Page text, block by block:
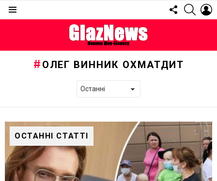
FOLLOW
US
ОЛЕГ ВИННИК ОХМАТДИТ
ОСТАННІ СТАТТІ